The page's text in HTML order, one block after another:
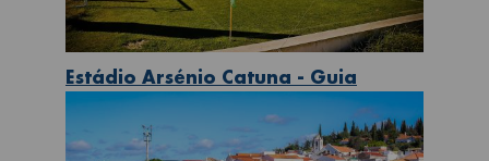
Estádio Arsénio Catuna - Guia